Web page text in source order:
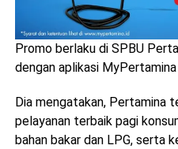
Promo berlaku di SPBU
dengan aplikasi
Dia mengatakan, Pertamina
pelayanan terbaik pagi
bahan bakar dan LPG, serta